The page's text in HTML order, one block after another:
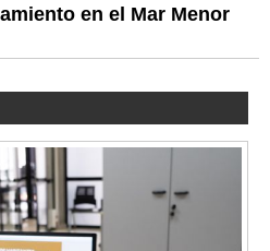
en el Mar Menor